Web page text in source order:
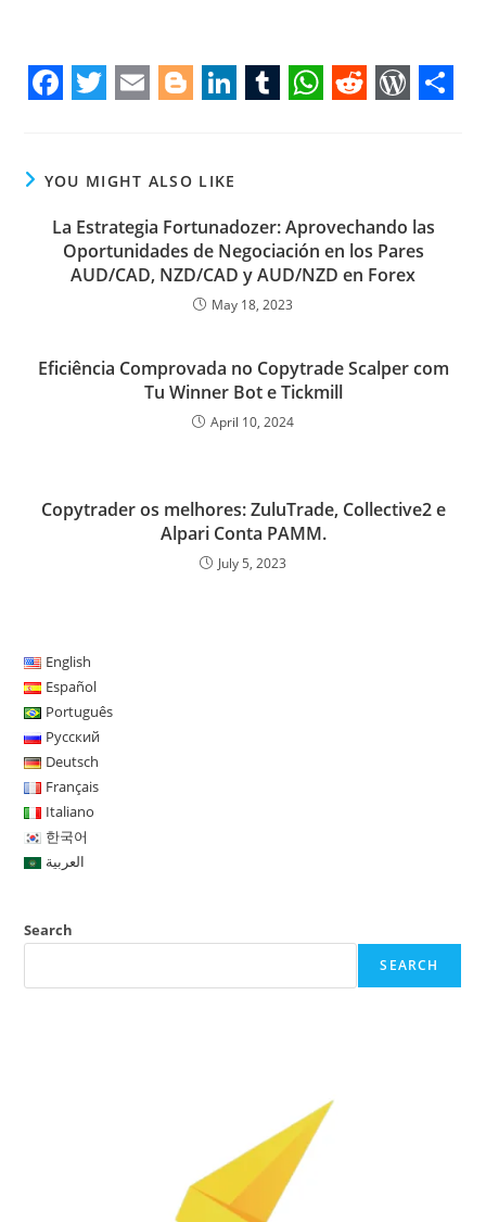
c
k
i
t
t
e
a
i
l
o
g
g
e
n
k
e
d
I
n
b
l
r
t
s
A
p
p
d
i
t
d
P
r
s
s
r
e
YOU MIGHT ALSO LIKE
La Estrategia Fortunadozer: Aprovechando las
Oportunidades de Negociación en los Pares
AUD/CAD, NZD/CAD y AUD/NZD en Forex
May 18, 2023
Eficiência Comprovada no Copytrade Scalper com
Tu Winner Bot e Tickmill
April 10, 2024
Copytrader os melhores: ZuluTrade, Collective2 e
Alpari Conta PAMM.
July 5, 2023
English
Español
Português
Русский
Deutsch
Français
Italiano
한국어
العربية
Search
SEARCH